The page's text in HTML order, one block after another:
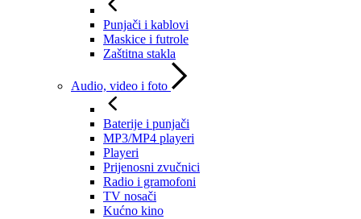
Punjači i kablovi
Maskice i futrole
Zaštitna stakla
Audio, video i foto
Baterije i punjači
MP3/MP4 playeri
Playeri
Prijenosni zvučnici
Radio i gramofoni
TV nosači
Kućno kino